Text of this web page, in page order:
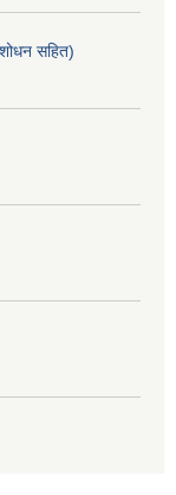
सहित)